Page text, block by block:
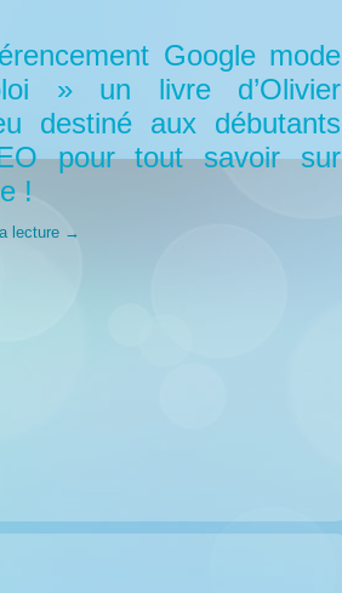
Google mode
» un livre d’Olivier
destiné aux débutants
pour tout savoir sur
!
lecture →